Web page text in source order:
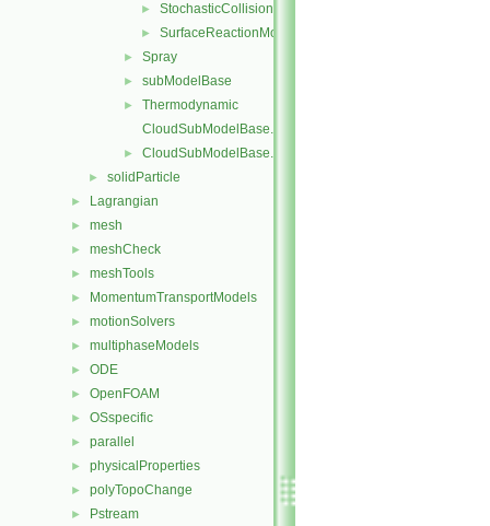
► StochasticCollision
► SurfaceReactionModel
► Spray
► subModelBase
►
Thermodynamic
CloudSubModelBase.C
► CloudSubModelBase.H
► solidParticle
► Lagrangian
► mesh
► meshCheck
► meshTools
► MomentumTransportModels
► motionSolvers
► multiphaseModels
► ODE
► OpenFOAM
► OSspecific
► parallel
► physicalProperties
► polyTopoChange
► Pstream